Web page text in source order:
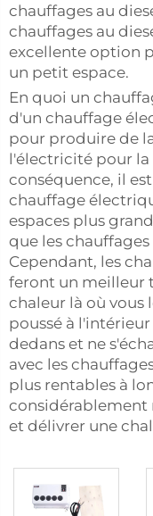
chauffages au
chauffages au
excellente option
un petit espace.
En quoi un
d'un chauffage
pour produire de
l'électricité pour
conséquence, il
chauffage
espaces plus
que les
Cependant, les
feront un meilleur
chaleur là où vous
poussé à
dedans et ne
avec les
plus rentables à
considérablement
et délivrer une